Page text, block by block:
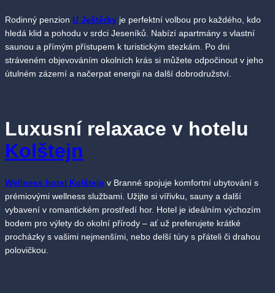
Rodinný penzion U Ještěrky je perfektní volbou pro každého, kdo
hledá klid a pohodu v srdci Jeseníků. Nabízí apartmány s vlastní
saunou a přímým přístupem k turistickým stezkám. Po dni
stráveném objevováním okolních krás si můžete odpočinout v jeho
útulném zázemí a načerpat energii na další dobrodružství.
Luxusní relaxace v hotelu
Kolštejn
Wellness hotel Kolštejn v Branné spojuje komfortní ubytování s
prémiovými wellness službami. Užijte si vířivku, sauny a další
vybavení v romantickém prostředí hor. Hotel je ideálním výchozím
bodem pro výlety do okolní přírody – ať už preferujete krátké
procházky s vašimi nejmenšími, nebo delší túry s přáteli či drahou
polovičkou.